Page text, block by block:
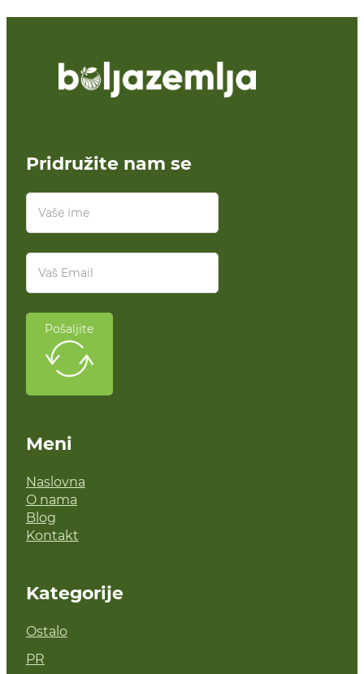
Pridružite nam se
Pošaljite
Meni
Naslovna
O nama
Blog
Kontakt
Kategorije
Ostalo
PR